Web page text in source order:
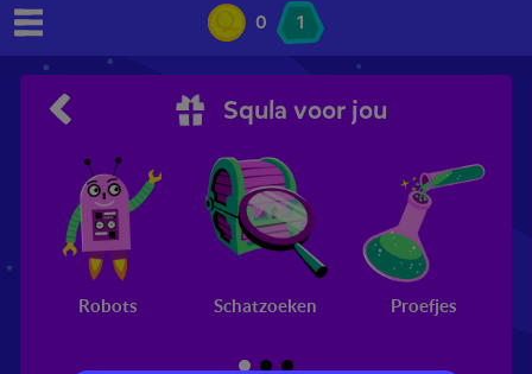
0 1
Squla voor jou
Robots Schatzoeken Proefjes